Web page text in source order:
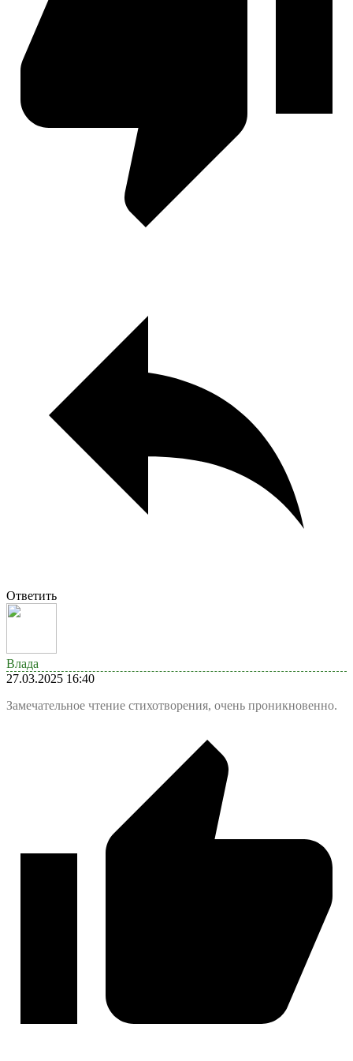
Ответить
Влада
27.03.2025 16:40
Замечательное чтение стихотворения, очень проникновенно.